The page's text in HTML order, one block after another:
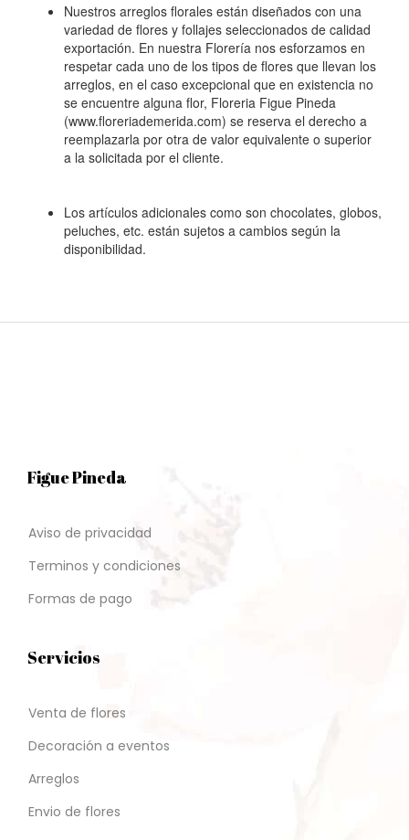
Nuestros arreglos florales están diseñados con una
variedad de flores y follajes seleccionados de calidad
exportación. En nuestra Florería nos esforzamos en
respetar cada uno de los tipos de flores que llevan los
arreglos, en el caso excepcional que en existencia no
se encuentre alguna flor, Floreria Figue Pineda
(www.floreriademerida.com) se reserva el derecho a
reemplazarla por otra de valor equivalente o superior
a la solicitada por el cliente.
Los artículos adicionales como son chocolates, globos,
peluches, etc. están sujetos a cambios según la
disponibilidad.
Figue Pineda
Aviso de privacidad
Terminos y condiciones
Formas de pago
Servicios
Venta de flores
Decoración a eventos
Arreglos
Envio de flores